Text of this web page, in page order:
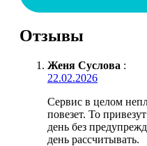
Отзывы
Женя Суслова :
22.02.2026
Сервис в целом
повезет. То
день без
день рассчитывать.